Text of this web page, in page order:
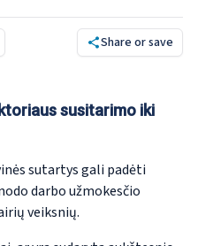
Share or save
susitarimo iki
sutartys gali padėti
darbo užmokesčio
veiksnių.